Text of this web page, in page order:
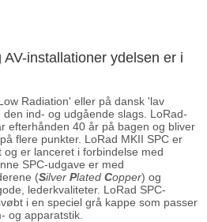
installationer ydelsen er i
Radiation' eller på dansk 'lav
ind- og udgående slags. LoRad-
efterhånden 40 år på bagen og bliver
flere punkter. LoRad MKII SPC er
er lanceret i forbindelse med
SPC-udgave er med
(Silver Plated Copper) og
lederkvaliteter. LoRad SPC-
i en speciel grå kappe som passer
og apparatstik.